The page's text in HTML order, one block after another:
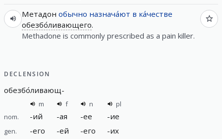
Метадон обычно назнача́ют в ка́честве
обезбо́ливающего.
Methadone is commonly prescribed as a pain killer.
DECLENSION
обезбо́ливающ-
m f n
pl
nom.
-ий -ая -ее -ие
gen. -его -ей -его -их